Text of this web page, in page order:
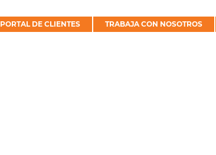
PORTAL DE CLIENTES TRABAJA CON NOSOTROS